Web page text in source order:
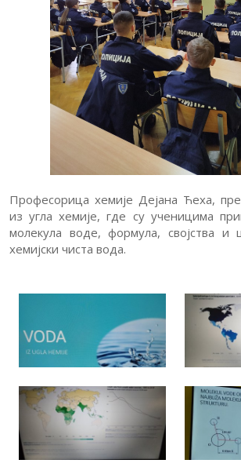
Професорица хемије Дејана Ћеха,
из угла хемије, где су ученицима
молекула воде, формула, својства и
хемијски чиста вода.